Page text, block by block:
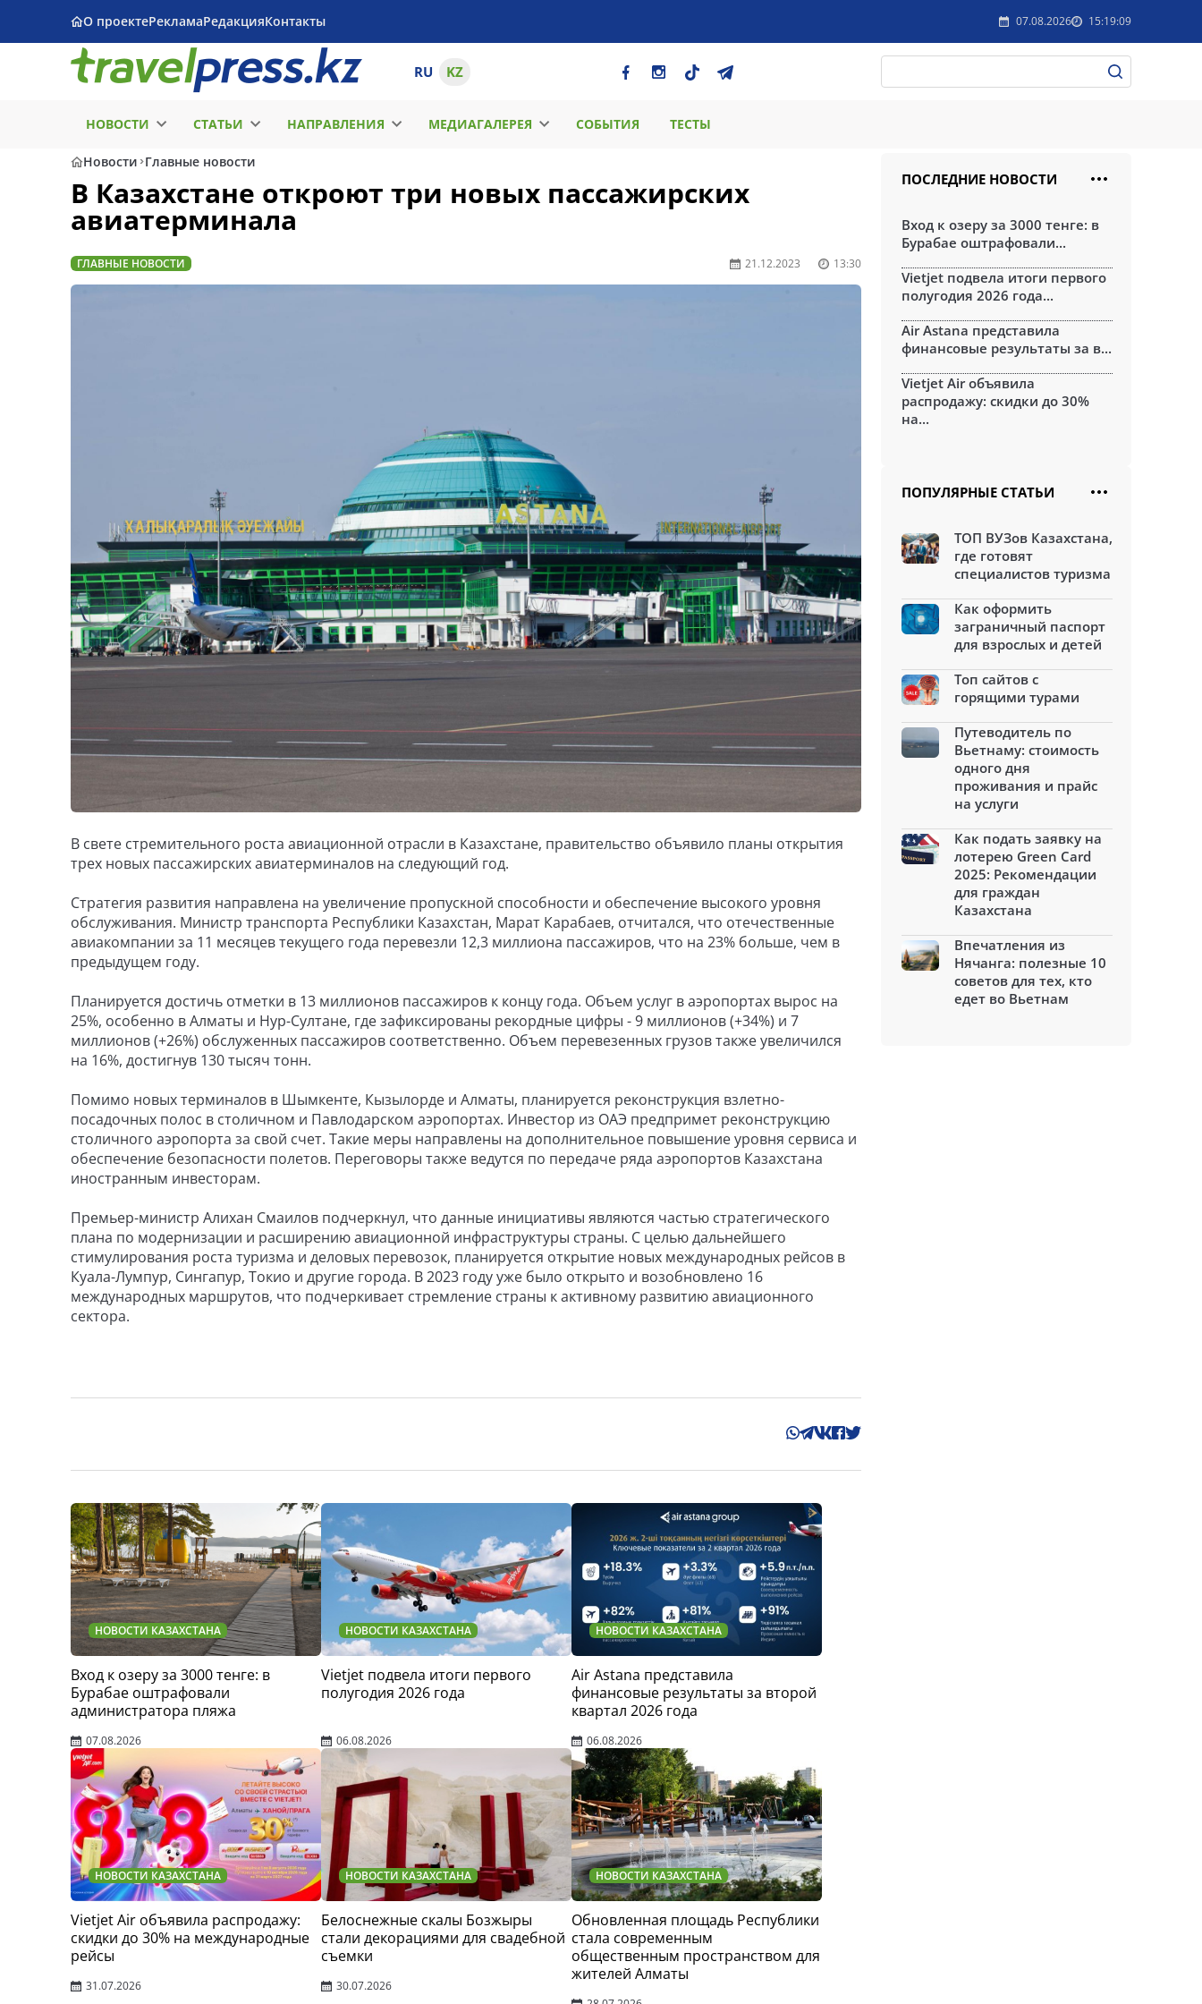
О проектеРекламаРедакцияКонтакты 07.08.2026 15:19:09
RU KZ
НОВОСТИ СТАТЬИ НАПРАВЛЕНИЯ МЕДИАГАЛЕРЕЯ СОБЫТИЯ ТЕСТЫ
Новости Главные новости
В Казахстане откроют три новых пассажирских
авиатерминала
ГЛАВНЫЕ НОВОСТИ 21.12.2023 13:30
В свете стремительного роста авиационной отрасли в Казахстане, правительство объявило планы открытия
трех новых пассажирских авиатерминалов на следующий год.
Стратегия развития направлена на увеличение пропускной способности и обеспечение высокого уровня
обслуживания. Министр транспорта Республики Казахстан, Марат Карабаев, отчитался, что отечественные
авиакомпании за 11 месяцев текущего года перевезли 12,3 миллиона пассажиров, что на 23% больше, чем в
предыдущем году.
Планируется достичь отметки в 13 миллионов пассажиров к концу года. Объем услуг в аэропортах вырос на
25%, особенно в Алматы и Нур-Султане, где зафиксированы рекордные цифры - 9 миллионов (+34%) и 7
миллионов (+26%) обслуженных пассажиров соответственно. Объем перевезенных грузов также увеличился
на 16%, достигнув 130 тысяч тонн.
Помимо новых терминалов в Шымкенте, Кызылорде и Алматы, планируется реконструкция взлетно-
посадочных полос в столичном и Павлодарском аэропортах. Инвестор из ОАЭ предпримет реконструкцию
столичного аэропорта за свой счет. Такие меры направлены на дополнительное повышение уровня сервиса и
обеспечение безопасности полетов. Переговоры также ведутся по передаче ряда аэропортов Казахстана
иностранным инвесторам.
Премьер-министр Алихан Смаилов подчеркнул, что данные инициативы являются частью стратегического
плана по модернизации и расширению авиационной инфраструктуры страны. С целью дальнейшего
стимулирования роста туризма и деловых перевозок, планируется открытие новых международных рейсов в
Куала-Лумпур, Сингапур, Токио и другие города. В 2023 году уже было открыто и возобновлено 16
международных маршрутов, что подчеркивает стремление страны к активному развитию авиационного
сектора.
НОВОСТИ КАЗАХСТАНА
Вход к озеру за 3000 тенге: в
Бурабае оштрафовали
администратора пляжа
07.08.2026
НОВОСТИ КАЗАХСТАНА
Vietjet подвела итоги первого
полугодия 2026 года
06.08.2026
НОВОСТИ КАЗАХСТАНА
Air Astana представила
финансовые результаты за второй
квартал 2026 года
06.08.2026
НОВОСТИ КАЗАХСТАНА
Vietjet Air объявила распродажу:
скидки до 30% на международные
рейсы
31.07.2026
НОВОСТИ КАЗАХСТАНА
Белоснежные скалы Бозжыры
стали декорациями для свадебной
съемки
30.07.2026
НОВОСТИ КАЗАХСТАНА
Обновленная площадь Республики
стала современным
общественным пространством для
жителей Алматы
ПОСЛЕДНИЕ НОВОСТИ
Вход к озеру за 3000 тенге: в
Бурабае оштрафовали...
Vietjet подвела итоги первого
полугодия 2026 года...
Air Astana представила
финансовые результаты за в...
Vietjet Air объявила
распродажу: скидки до 30%
на...
ПОПУЛЯРНЫЕ СТАТЬИ
ТОП ВУЗов Казахстана,
где готовят
специалистов туризма
Как оформить
заграничный паспорт
для взрослых и детей
Топ сайтов с
горящими турами
Путеводитель по
Вьетнаму: стоимость
одного дня
проживания и прайс
на услуги
Как подать заявку на
лотерею Green Card
2025: Рекомендации
для граждан
Казахстана
Впечатления из
Нячанга: полезные 10
советов для тех, кто
едет во Вьетнам